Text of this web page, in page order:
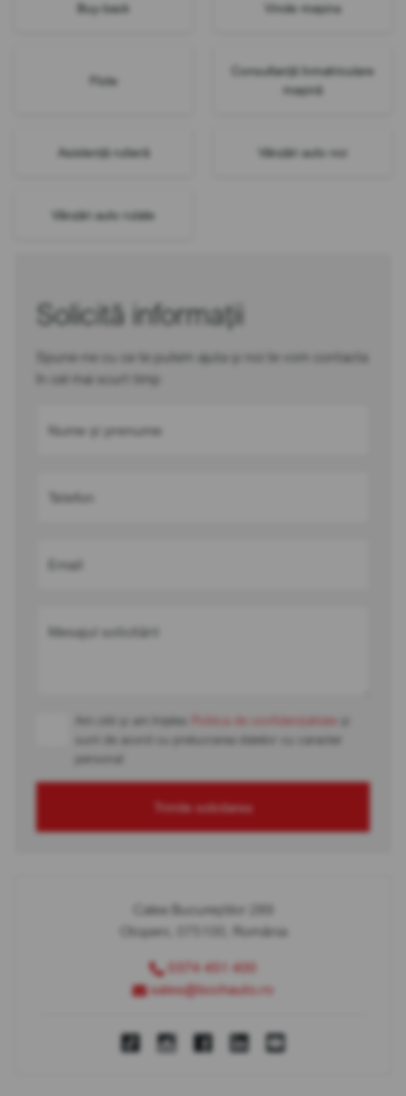
Buy-back Vinde mașina
Flote
Consultanță înmatriculare
mașină
Asistență rutieră Vânzări auto noi
Vânzări auto rulate
Solicită informații
Spune-ne cu ce te putem ajuta și noi te vom contacta
în cel mai scurt timp
Nume și prenume
Telefon
Email
Mesajul solicitării
Am citit și am înțeles Politica de confidențialitate
sunt de acord cu prelucrarea datelor cu caracter
personal
Trimite solicitarea
Calea Bucureștilor 289
Otopeni, 075100, România
0374 451 400
sales@bcchauto.ro